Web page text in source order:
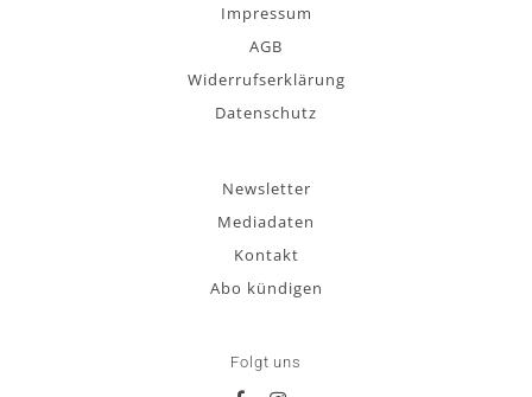
Impressum
AGB
Widerrufserklärung
Datenschutz
Newsletter
Mediadaten
Kontakt
Abo kündigen
Folgt uns